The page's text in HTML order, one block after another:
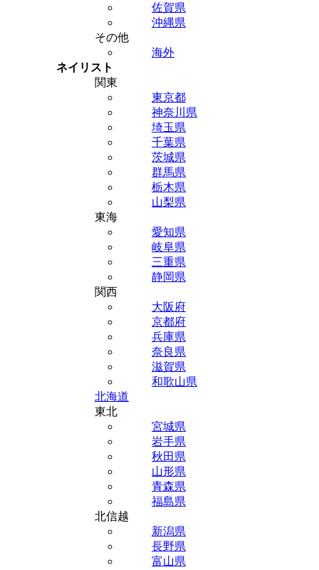
佐賀県
沖縄県
その他
海外
ネイリスト
関東
東京都
神奈川県
埼玉県
千葉県
茨城県
群馬県
栃木県
山梨県
東海
愛知県
岐阜県
三重県
静岡県
関西
大阪府
京都府
兵庫県
奈良県
滋賀県
和歌山県
北海道
東北
宮城県
岩手県
秋田県
山形県
青森県
福島県
北信越
新潟県
長野県
富山県